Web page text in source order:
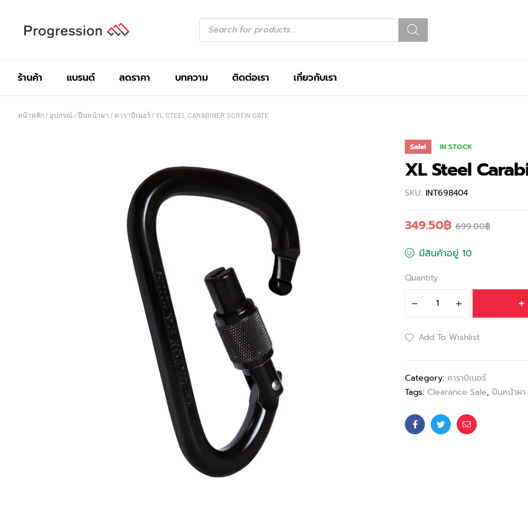
ร้านค้า แบรนด์ ลดราคา บทความ ติดต่อเรา เกี่ยวกับเรา
หน้าหลัก / อุปกรณ์ /ปีนหน้าผา / คาราบิเนอร์ / XL STEEL CARABINER SCREW GATE
Sale! IN STOCK
XL Steel
SKU: INT698404
699.00฿
349.50฿
มีสินค้าอยู่ 10
Quantity
Add To Wishlist
Category: คาราบิเนอร์
Tags: Clearance Sale, ปีนหน้าผา
FacebookTwitterEmail